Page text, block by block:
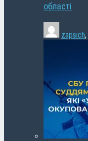
області
zapsich,